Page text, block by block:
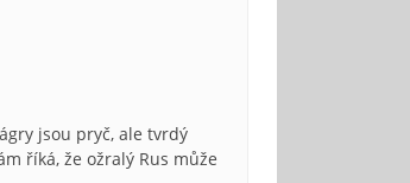
jsou pryč, ale tvrdý
říká, že ožralý Rus může